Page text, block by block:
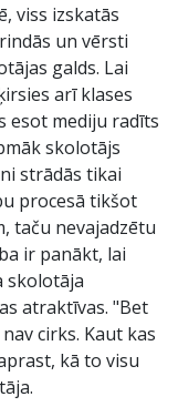
viss izskatās
un vērsti
galds. Lai
arī klases
esot mediju radīts
skolotājs
strādās tikai
procesā tikšot
taču nevajadzētu
ir panākt, lai
skolotāja
atraktīvas. "Bet
cirks. Kaut kas
kā to visu